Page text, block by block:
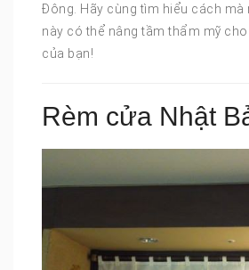
Đông. Hãy cùng tìm hiểu cách mà
này có thể nâng tầm thẩm mỹ
của bạn!
Rèm cửa Nhật